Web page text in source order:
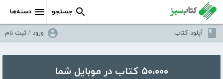
دسته‌ها جستجو
آپلود کتاب ورود / ثبت نام
۵۰،۰۰۰ کتاب در موبایل شما